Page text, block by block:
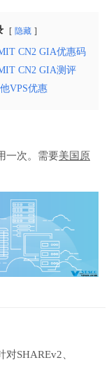
隐藏
CN2 GIA优惠码
CN2 GIA测评
VPS优惠
一次。需要美国原
SHAREv2、